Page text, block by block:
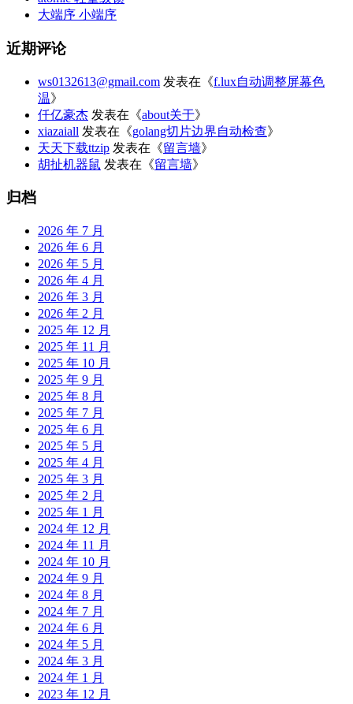
大端序 小端序
近期评论
ws0132613@gmail.com 发表在《f.lux自动调整屏幕色
温》
仟亿豪杰 发表在《about关于》
xiazaiall 发表在《golang切片边界自动检查》
天天下载ttzip 发表在《留言墙》
胡扯机器鼠 发表在《留言墙》
归档
2026 年 7 月
2026 年 6 月
2026 年 5 月
2026 年 4 月
2026 年 3 月
2026 年 2 月
2025 年 12 月
2025 年 11 月
2025 年 10 月
2025 年 9 月
2025 年 8 月
2025 年 7 月
2025 年 6 月
2025 年 5 月
2025 年 4 月
2025 年 3 月
2025 年 2 月
2025 年 1 月
2024 年 12 月
2024 年 11 月
2024 年 10 月
2024 年 9 月
2024 年 8 月
2024 年 7 月
2024 年 6 月
2024 年 5 月
2024 年 3 月
2024 年 1 月
2023 年 12 月